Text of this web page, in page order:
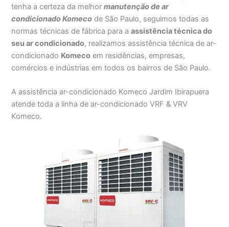
tenha a certeza da melhormanutençãode ar
condicionado Komeco de São Paulo, seguimos todas as
normas técnicas de fábrica para aassistência técnica do
seu ar condicionado, realizamos assistência técnica de ar-
condicionado Komeco em residências, empresas,
comércios e indústrias em todos os bairros de São Paulo.
A assistência ar-condicionado Komeco Jardim Ibirapuera
atende toda a linha de ar-condicionado VRF & VRV
Komeco.